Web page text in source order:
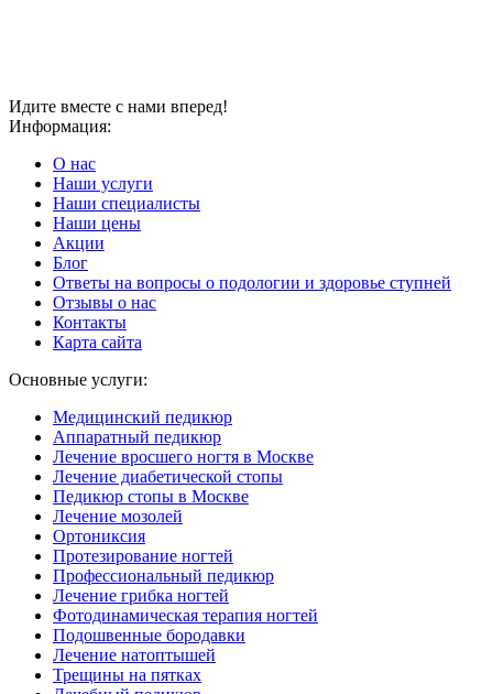
Идите вместе с нами вперед!
Информация:
О нас
Наши услуги
Наши специалисты
Наши цены
Акции
Блог
Ответы на вопросы о подологии и здоровье ступней
Отзывы о нас
Контакты
Карта сайта
Основные услуги:
Медицинский педикюр
Аппаратный педикюр
Лечение вросшего ногтя в Москве
Лечение диабетической стопы
Педикюр стопы в Москве
Лечение мозолей
Ортониксия
Протезирование ногтей
Профессиональный педикюр
Лечение грибка ногтей
Фотодинамическая терапия ногтей
Подошвенные бородавки
Лечение натоптышей
Трещины на пятках